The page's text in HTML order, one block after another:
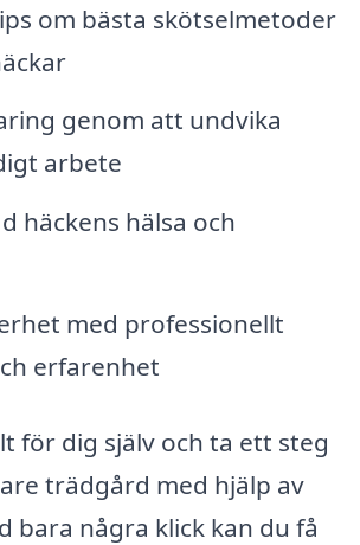
om bästa skötselmetoder
genom att undvika
arbete
häckens hälsa och
med professionellt
erfarenhet
för dig själv och ta ett steg
trädgård med hjälp av
bara några klick kan du få